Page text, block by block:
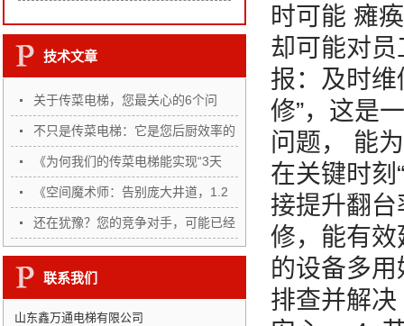
时可能 瘫
却可能对
报：及时
修”，这是
问题， 能
在关键时刻
接提升翻
修，能有
的设备多
排查并解
技术文章
关于传菜电梯，您最关心的6个问
题，…
不只是传菜电梯：它是您后厨效率的
“…
《为何我们的传菜电梯能实现“3天
完…
《空间魔术师：告别庞大井道，1.2
㎡…
还在犹豫？您的竞争对手，可能已经
联系我们
山东鑫万通电梯有限公司